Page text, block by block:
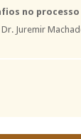
no
Juremir